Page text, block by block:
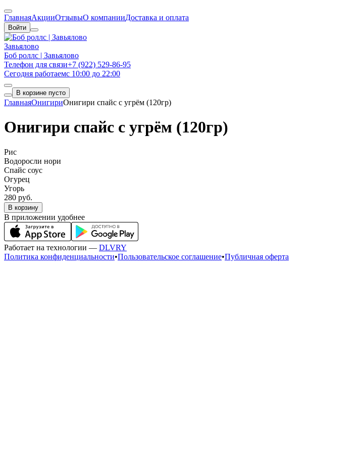
ГлавнаяАкцииОтзывыО компанииДоставка и оплата
Войти
Завьялово
Боб роллс | Завьялово
Телефон для связи+7 (922) 529-86-95
Сегодня работаемс 10:00 до 22:00
В корзине пусто
ГлавнаяОнигириОнигири спайс с угрём (120гр)
Онигири спайс с угрём (120гр)
Рис
Водоросли нори
Спайс соус
Огурец
Угорь
280 руб.
В корзину
В приложении удобнее
Работает на технологии — DLVRY
Политика конфиденциальности•Пользовательское соглашение•Публичная оферта